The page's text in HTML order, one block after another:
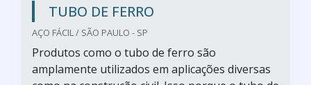
TUBO DE FERRO
AÇO FÁCIL / SÃO PAULO - SP
Produtos como o tubo de ferro são
amplamente utilizados em aplicações diversas